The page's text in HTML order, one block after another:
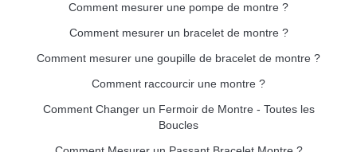
Comment mesurer une pompe de montre ?
Comment mesurer un bracelet de montre ?
Comment mesurer une goupille de bracelet de montre ?
Comment raccourcir une montre ?
Comment Changer un Fermoir de Montre - Toutes les
Boucles